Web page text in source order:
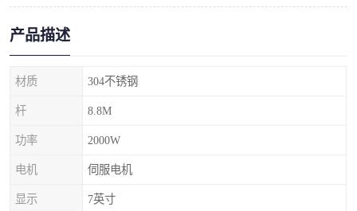
产品描述
材质 304不锈钢
杆 8.8M
功率 2000W
电机 伺服电机
显示 7英寸